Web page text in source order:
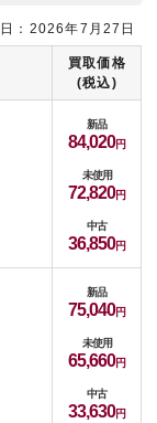
買取価格
(税込)
新品
84,020
未使用
72,820
中古
36,850
新品
75,040
未使用
65,660
中古
33,630
：2026年7月27日